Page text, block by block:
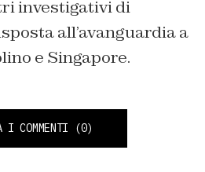
investigativi di
all’avanguardia a
e Singapore.
I COMMENTI (0)